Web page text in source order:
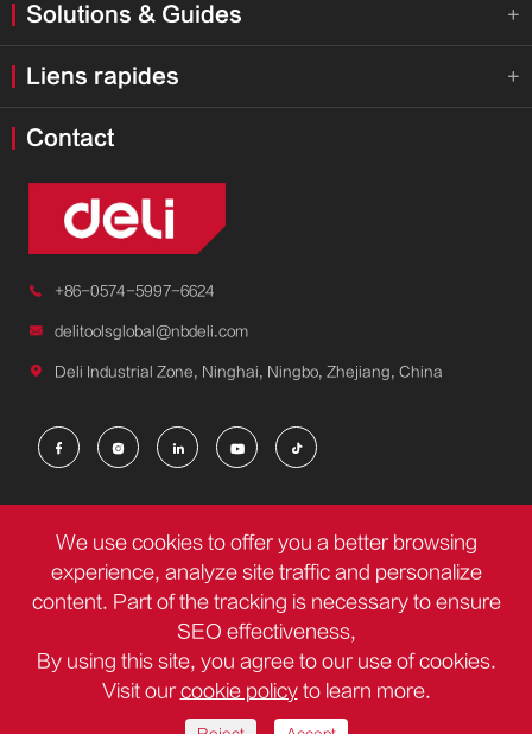
Solutions & Guides 
Liens rapides 
Contact
 +86-0574-5997-6624
 delitoolsglobal@nbdeli.com
 Deli Industrial Zone, Ninghai, Ningbo, Zhejiang, China
    
We use cookies to offer you a better browsing
experience, analyze site traffic and personalize
content. Part of the tracking is necessary to ensure
SEO effectiveness,
By using this site, you agree to our use of cookies.
Visit our cookie policyto learn more.